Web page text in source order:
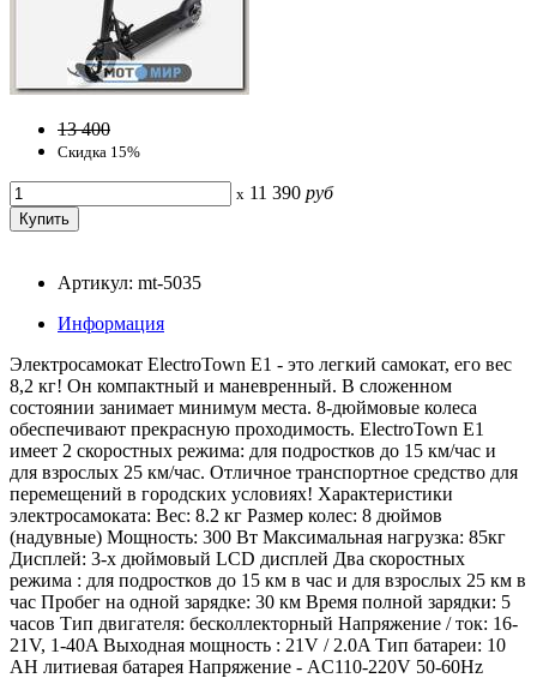
13 400
Скидка 15%
x 11 390 руб
Артикул: mt-5035
Информация
Электросамокат ElectroTown E1 - это легкий самокат, его вес
8,2 кг! Он компактный и маневренный. В сложенном
состоянии занимает минимум места. 8-дюймовые колеса
обеспечивают прекрасную проходимость. ElectroTown E1
имеет 2 скоростных режима: для подростков до 15 км/час и
для взрослых 25 км/час. Отличное транспортное средство для
перемещений в городских условиях! Характеристики
электросамоката: Вес: 8.2 кг Размер колес: 8 дюймов
(надувные) Мощность: 300 Вт Максимальная нагрузка: 85кг
Дисплей: 3-х дюймовый LCD дисплей Два скоростных
режима : для подростков до 15 км в час и для взрослых 25 км в
час Пробег на одной зарядке: 30 км Время полной зарядки: 5
часов Тип двигателя: бесколлекторный Напряжение / ток: 16-
21V, 1-40A Выходная мощность : 21V / 2.0A Тип батареи: 10
AH литиевая батарея Напряжение - AC110-220V 50-60Hz